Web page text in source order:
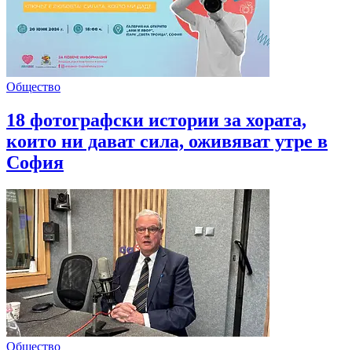
Общество
18 фотографски истории за хората,
които ни дават сила, оживяват утре в
София
Общество